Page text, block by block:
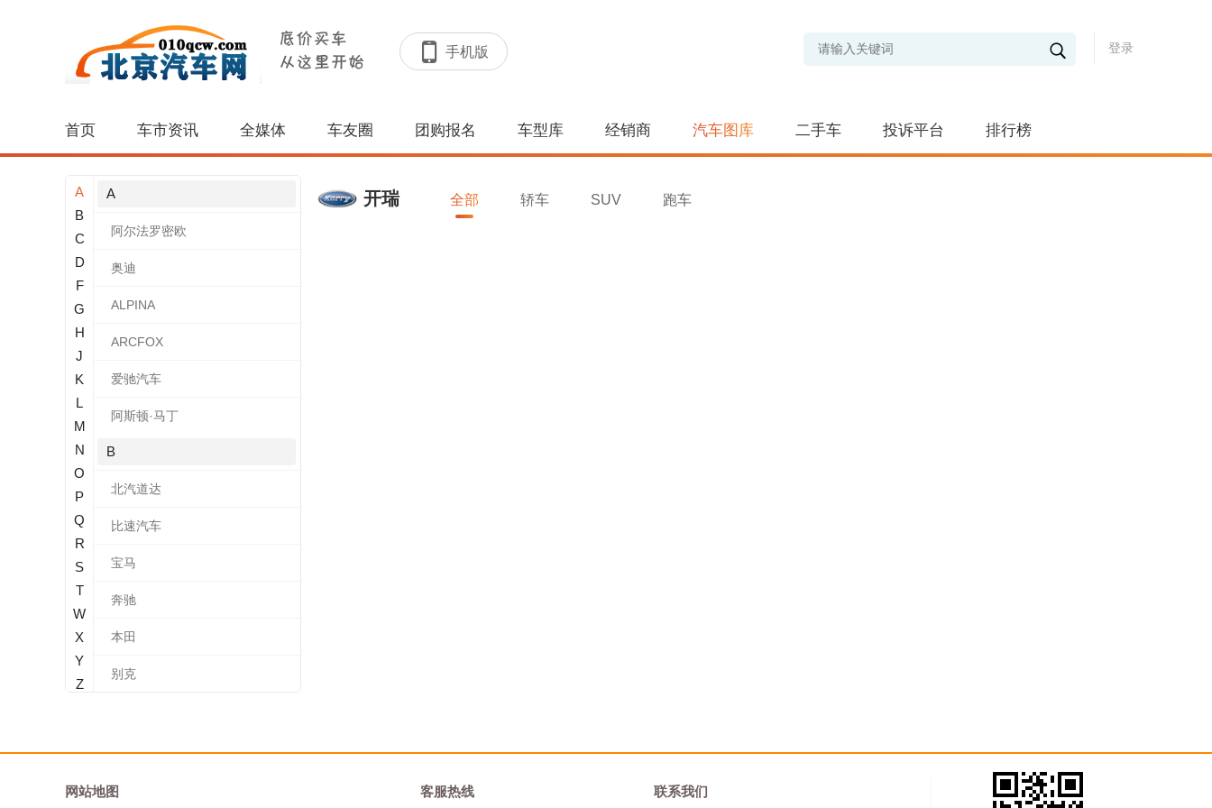
手机版 登录
首页 车市资讯 全媒体 车友圈 团购报名 车型库 经销商 汽车图库 二手车 投诉平台 排行榜
A
B
C
D
F
G
H
J
K
L
M
N
O
P
Q
R
S
T
W
X
Y
Z
A
阿尔法罗密欧
奥迪
ALPINA
ARCFOX
爱驰汽车
阿斯顿·马丁
B
北汽道达
比速汽车
宝马
奔驰
本田
别克
宝沃
开瑞 全部 轿车 SUV 跑车
网站地图 客服热线 联系我们